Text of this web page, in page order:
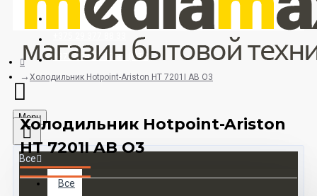
Регистрация
+375 33 673 17 31 (МТС)
Menu
Все
Все
Холодильник Hotpoint-Ariston HT 7201I AB O3
Холодильник Hotpoint-Ariston
HT 7201I AB O3